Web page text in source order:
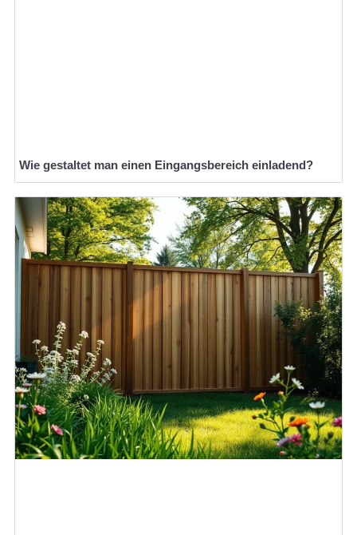
Wie gestaltet man einen Eingangsbereich einladend?